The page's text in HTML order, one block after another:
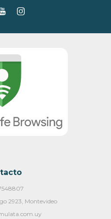
2923, Montevideo
